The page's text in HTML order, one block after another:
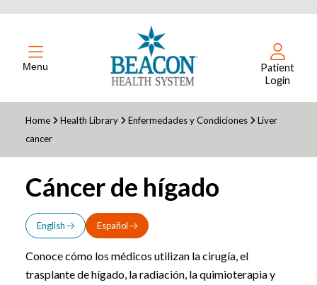
Menu
Patient
Login
Home Health Library Enfermedades y Condiciones
Liver
cancer
Cáncer de hígado
English Español
Conoce cómo los médicos utilizan la cirugía, el
trasplante de hígado, la radiación, la quimioterapia y